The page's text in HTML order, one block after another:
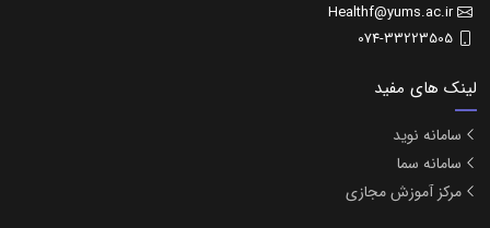
Healthf@yums.ac.ir
074-33223505
لینک های مفید
سامانه نوید
سامانه سما
مرکز آموزش مجازی